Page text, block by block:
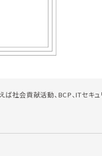
社会貢献活動、BCP、ITセキュ